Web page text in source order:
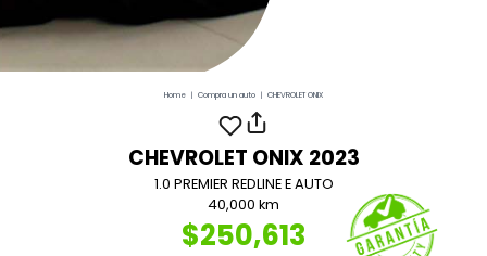
Home | Compra un auto | CHEVROLET ONIX
CHEVROLET ONIX 2023
1.0 PREMIER REDLINE E AUTO
40,000 km
$250,613